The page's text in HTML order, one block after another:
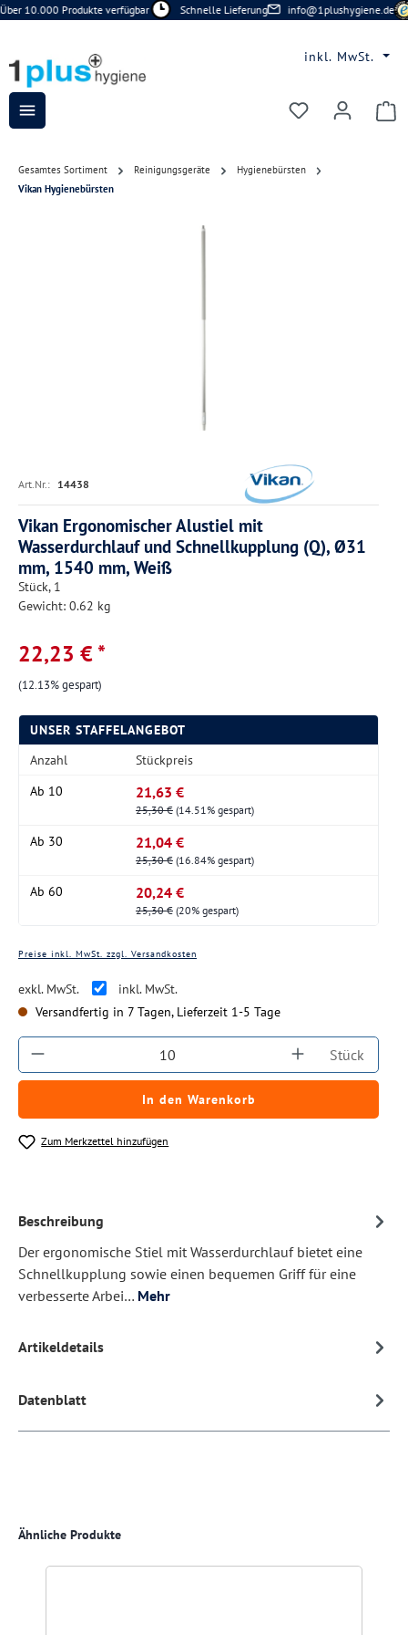
Zum Hauptinhalt springen
10.000 Produkte verfügbar Schnelle Lieferung info@1plushygiene.de
inkl. MwSt.
Du hast 0
Gesamtes Sortiment Reinigungsgeräte
Hygienebürsten
Vikan Hygienebürsten
Art.Nr.: 14438
Vikan Ergonomischer Alustiel mit
Wasserdurchlauf und Schnellkupplung (Q), Ø31
mm, 1540 mm, Weiß
Stück, 1
Gewicht: 0.62 kg
22,23 € *
(12.13% gespart)
UNSER STAFFELANGEBOT
Anzahl
Stückpreis
Ab 10 21,63 €
25,30 € (14.51% gespart)
Ab 30 21,04 €
25,30 € (16.84% gespart)
Ab 60 20,24 €
25,30 € (20% gespart)
Preise inkl. MwSt. zzgl. Versandkosten
exkl. MwSt.
inkl. MwSt.
Versandfertig in 7 Tagen, Lieferzeit 1-5 Tage
Produkt Anzahl: Gib den gewünschten
Stück
In den Warenkorb
Zum Merkzettel hinzufügen
Beschreibung
Der ergonomische Stiel mit Wasserdurchlauf bietet eine
Schnellkupplung sowie einen bequemen Griff für eine
verbesserte Arbei… Mehr
Artikeldetails
Datenblatt
Produktgalerie überspringen
Ähnliche Produkte